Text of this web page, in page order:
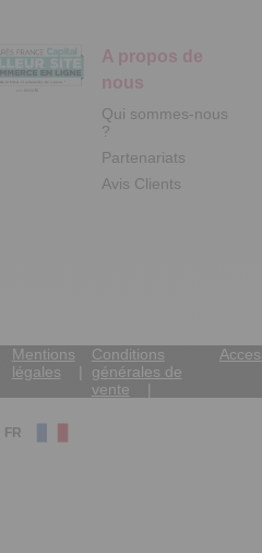
A propos de
nous
Qui sommes-nous
?
Partenariats
Avis Clients
Mentions
légales
Conditions
générales de
vente
FR